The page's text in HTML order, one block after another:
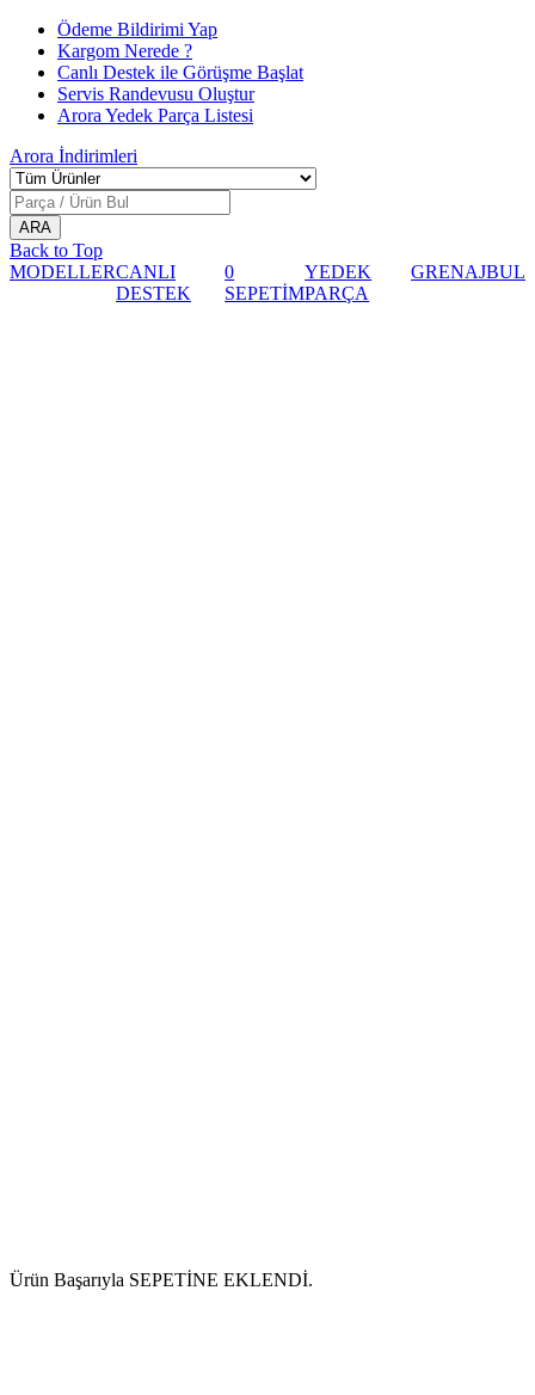
Ödeme Bildirimi Yap
Kargom Nerede ?
Canlı Destek ile Görüşme Başlat
Servis Randevusu Oluştur
Arora Yedek Parça Listesi
Arora İndirimleri
Back to Top
MODELLERCANLI
DESTEK
0
SEPETİM
YEDEK
PARÇA
GRENAJBUL
Ürün Başarıyla SEPETİNE EKLENDİ.